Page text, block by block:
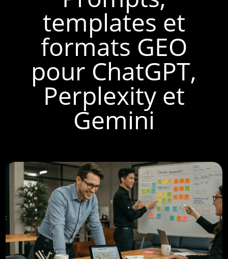
templates et
formats GEO
pour ChatGPT,
Perplexity et
Gemini